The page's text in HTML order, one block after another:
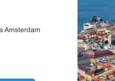
Amsterdam